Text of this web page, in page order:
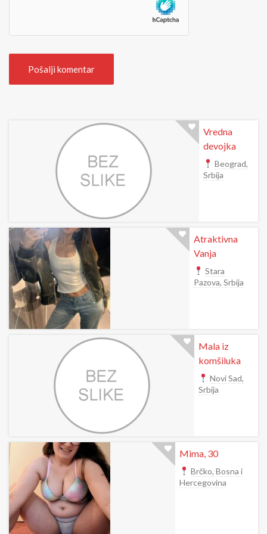
Vredna
devojka
Beograd,
Srbija
Atraktivna
Vanja
Stara
Pazova, Srbija
Mala iz
komšiluka
Novi Sad,
Srbija
Mima, 30
Brčko, Bosna i
Hercegovina